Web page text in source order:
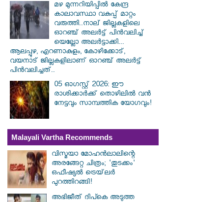
മഴ മുന്നറിയിപ്പിൽ കേന്ദ്ര
കാലാവസ്ഥാ വകുപ്പ് മാറ്റം
വരുത്തി..നാല് ജില്ലകളിലെ
ഓറഞ്ച് അലർട്ട് പിൻവലിച്ച്
യെല്ലോ അലർട്ടാക്കി...
ആലപ്പുഴ, എറണാകുളം, കോഴിക്കോട്,
വയനാട് ജില്ലകളിലാണ് ഓറഞ്ച് അലർട്ട്
പിൻവലിച്ചത്..
05 ഓഗസ്റ്റ് 2026: ഈ
രാശിക്കാർക്ക് തൊഴിലിൽ വൻ
നേട്ടവും സാമ്പത്തിക യോഗവും!
Malayali Vartha Recommends
വിസ്മയാ മോഹൻലാലിന്റെ
അരങ്ങേറ്റ ചിത്രം; 'തുടക്കം'
ഒഫീഷ്യൽ ട്രെയ്‌ലർ
പുറത്തിറങ്ങി!
അഭിജീത് ദിപ്കെ അടുത്ത